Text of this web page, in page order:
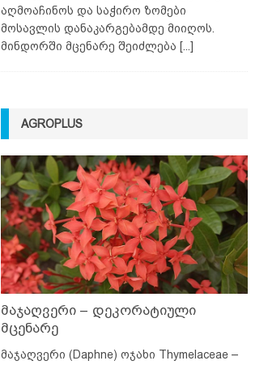
აღმოაჩინოს და საჭირო ზომები
მოსავლის დანაკარგებამდე მიიღოს.
მინდორში მცენარე შეიძლება [...]
AGROPLUS
მაჯაღვერი – დეკორატიული
მცენარე
მაჯაღვერი (Daphne) ოჯახი Thymelaceae –